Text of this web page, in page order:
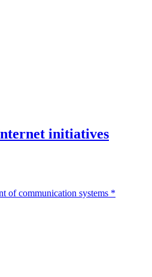
initiatives
of communication systems *